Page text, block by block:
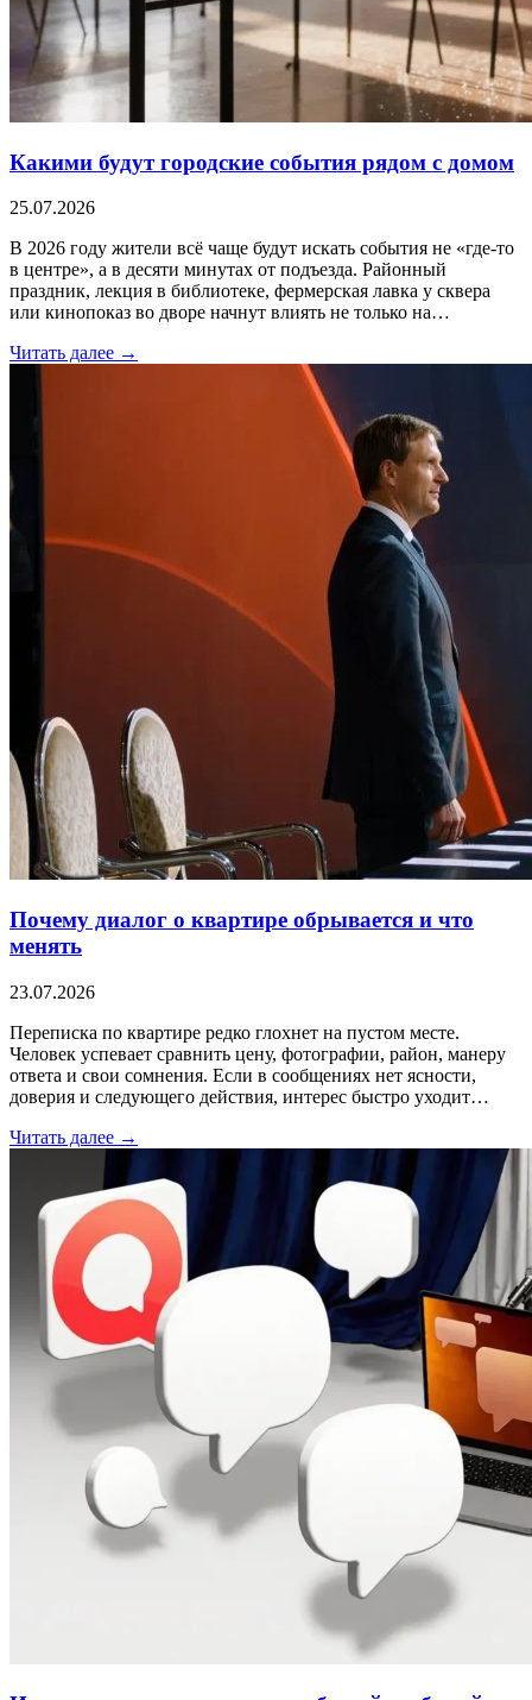
Какими будут городские события рядом с домом
25.07.2026
В 2026 году жители всё чаще будут искать события не «где-то
в центре», а в десяти минутах от подъезда. Районный
праздник, лекция в библиотеке, фермерская лавка у сквера
или кинопоказ во дворе начнут влиять не только на…
Читать далее →
Почему диалог о квартире обрывается и что
менять
23.07.2026
Переписка по квартире редко глохнет на пустом месте.
Человек успевает сравнить цену, фотографии, район, манеру
ответа и свои сомнения. Если в сообщениях нет ясности,
доверия и следующего действия, интерес быстро уходит…
Читать далее →